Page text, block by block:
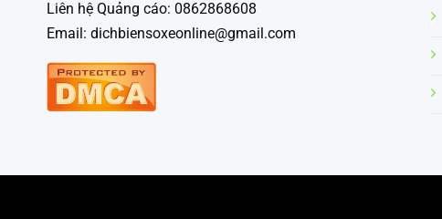
Liên hệ Quảng cáo: 0862868608
Email: dichbiensoxeonline@gmail.com